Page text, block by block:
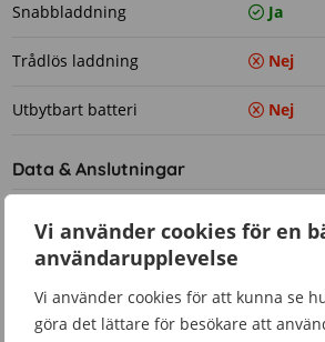
Vi använder cookies för en
användarupplevelse
Vi använder cookies för att kunna se
göra det lättare för besökare att
Snabbladdning Ja
Trådlös laddning Nej
Utbytbart batteri Nej
Data & Anslutningar
Kamera
Autofokus Ja